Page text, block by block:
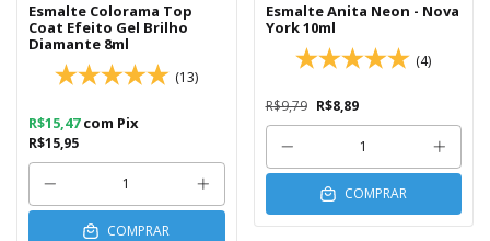
Esmalte Colorama Top
Coat Efeito Gel Brilho
Diamante 8ml
(13)
R$15,95
R$15,47com Pix
COMPRAR
Esmalte Anita Neon - Nova
York 10ml
(4)
R$9,79 R$8,89
COMPRAR